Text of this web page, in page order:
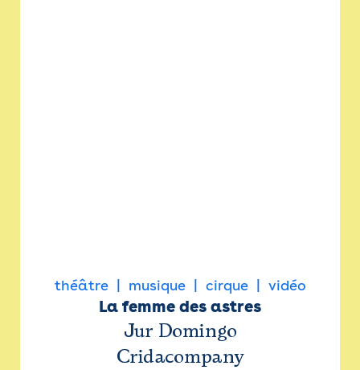
théâtre musique cirque vidéo
La femme des astres
Jur Domingo
Cridacompany